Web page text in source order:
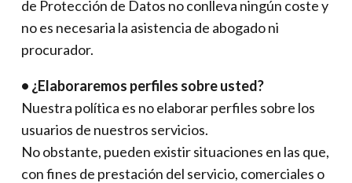
de Protección de Datos no conlleva ningún coste y
no es necesaria la asistencia de abogado ni
procurador.
• ¿Elaboraremos perfiles sobre usted?
Nuestra política es no elaborar perfiles sobre los
usuarios de nuestros servicios.
No obstante, pueden existir situaciones en las que,
con fines de prestación del servicio, comerciales o